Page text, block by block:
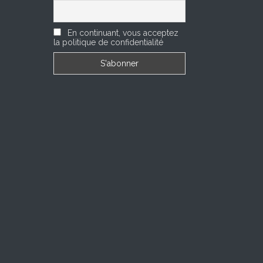
En continuant, vous acceptez
la politique de confidentialité